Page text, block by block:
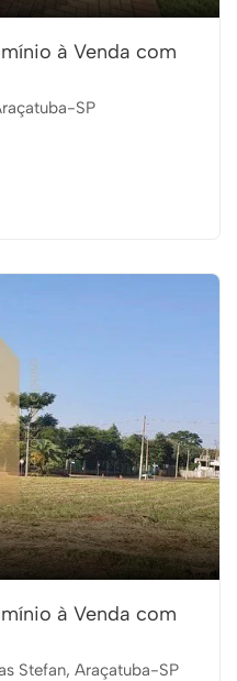
à Venda com
SP
à Venda com
Stefan, Araçatuba-SP